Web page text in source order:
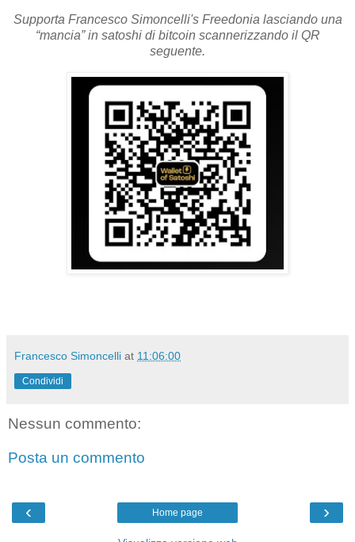
Supporta Francesco Simoncelli's Freedonia lasciando una
“mancia” in satoshi di bitcoin scannerizzando il QR
seguente.
Francesco Simoncelli at 11:06:00
Condividi
Nessun commento:
Posta un commento
‹ ›
Home page